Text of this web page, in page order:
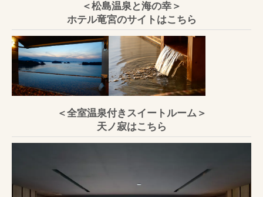
＜松島温泉と海の幸＞
ホテル竜宮のサイトはこちら
＜全室温泉付きスイートルーム＞
天ノ寂はこちら